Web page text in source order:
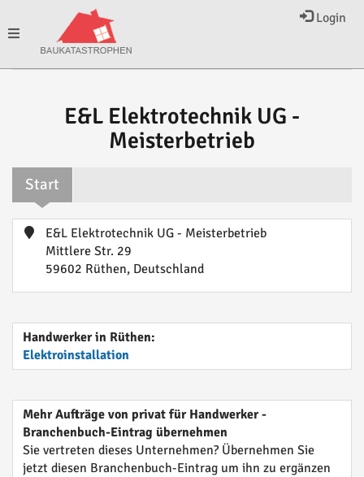
Login
Toggle
E&L Elektrotechnik UG -
Meisterbetrieb
Start
E&L Elektrotechnik UG - Meisterbetrieb
Mittlere Str. 29
59602 Rüthen, Deutschland
Handwerker in Rüthen:
Elektroinstallation
Mehr Aufträge von privat für Handwerker -
Branchenbuch-Eintrag übernehmen
Sie vertreten dieses Unternehmen? Übernehmen Sie
jetzt diesen Branchenbuch-Eintrag um ihn zu ergänzen